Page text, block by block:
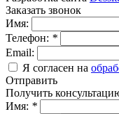
Заказать звонок
Имя:
Телефон: *
Email:
Я согласен на
Отправить
Получить
Имя: *